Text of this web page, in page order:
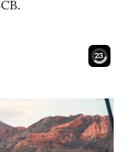
21